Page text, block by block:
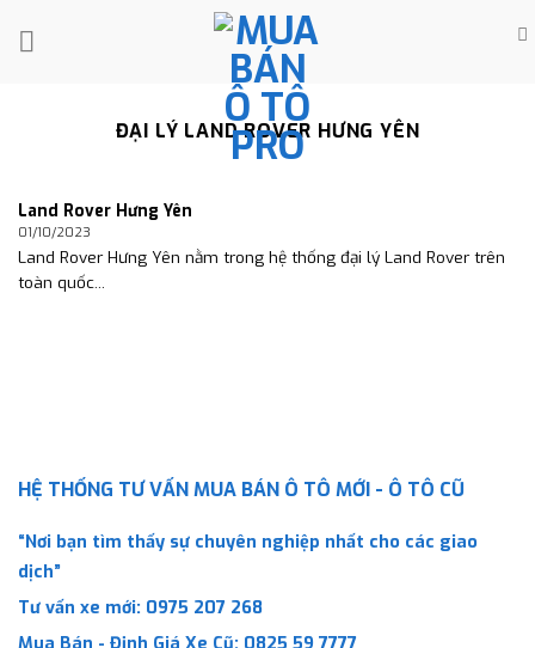
ĐẠI LÝ LAND ROVER HƯNG YÊN
Land Rover Hưng Yên
01/10/2023
Land Rover Hưng Yên nằm trong hệ thống đại lý Land Rover trên
toàn quốc...
HỆ THỐNG TƯ VẤN MUA BÁN Ô TÔ MỚI - Ô TÔ CŨ
“Nơi bạn tìm thấy sự chuyên nghiệp nhất cho các giao
dịch”
Tư vấn xe mới: 0975 207 268